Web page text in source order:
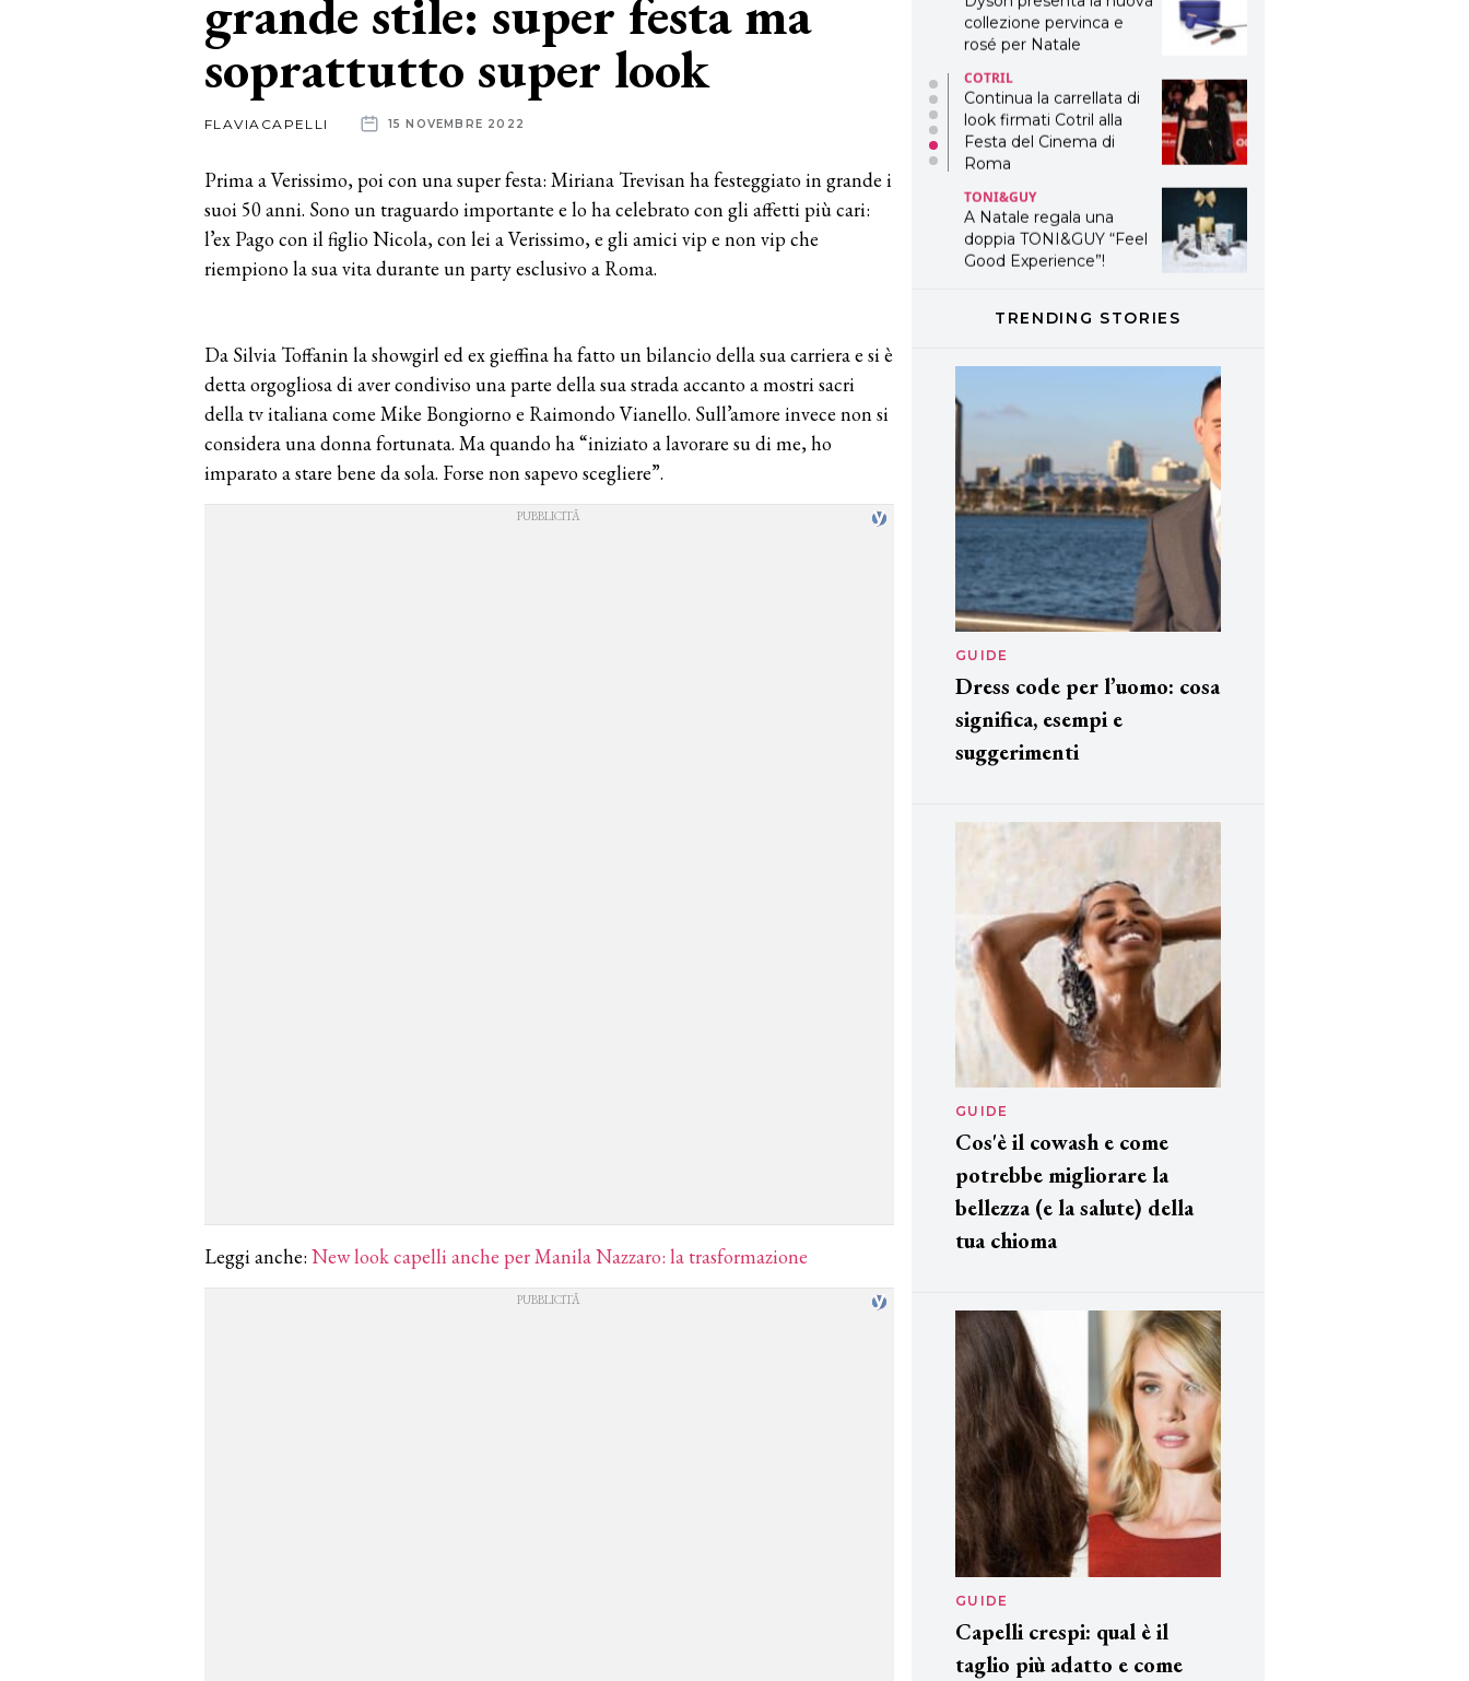
grande stile: super festa ma
soprattutto super look
FLAVIACAPELLI 15 NOVEMBRE 2022
Prima a Verissimo, poi con una super festa: Miriana Trevisan ha festeggiato in grande i
suoi 50 anni. Sono un traguardo importante e lo ha celebrato con gli affetti più cari:
l’ex Pago con il figlio Nicola, con lei a Verissimo, e gli amici vip e non vip che
riempiono la sua vita durante un party esclusivo a Roma.
Da Silvia Toffanin la showgirl ed ex gieffina ha fatto un bilancio della sua carriera e si è
detta orgogliosa di aver condiviso una parte della sua strada accanto a mostri sacri
della tv italiana come Mike Bongiorno e Raimondo Vianello. Sull’amore invece non si
considera una donna fortunata. Ma quando ha “iniziato a lavorare su di me, ho
imparato a stare bene da sola. Forse non sapevo scegliere”.
Leggi anche: New look capelli anche per Manila Nazzaro: la trasformazione
collezione pervinca e
rosé per Natale
COTRIL
Continua la carrellata di
look firmati Cotril alla
Festa del Cinema di
Roma
TONI&GUY
A Natale regala una
doppia TONI&GUY “Feel
Good Experience”!
LABEL.M lancia la sua
DAVINES
cofanetti beauty preziosi
per un regalo adatto ad
ogni capello
TRENDING STORIES
GUIDE
Dress code per l’uomo: cosa
significa, esempi e
suggerimenti
GUIDE
Cos'è il cowash e come
potrebbe migliorare la
bellezza (e la salute) della
tua chioma
GUIDE
Capelli crespi: qual è il
taglio più adatto e come